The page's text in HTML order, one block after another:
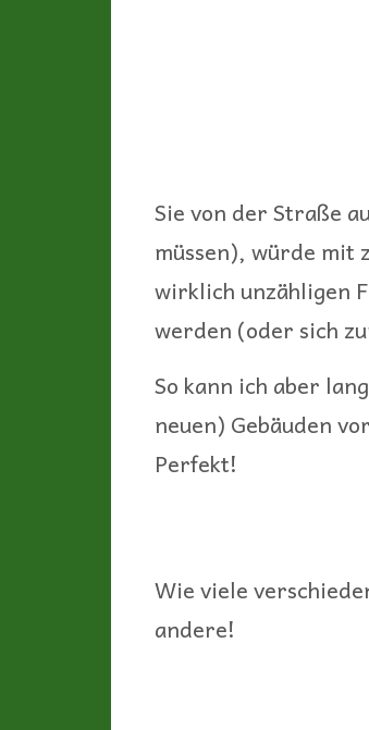
Sie von der Straße
müssen), würde mit
wirklich unzähligen
werden (oder sich
So kann ich aber
neuen) Gebäuden
Perfekt!
Wie viele
andere!